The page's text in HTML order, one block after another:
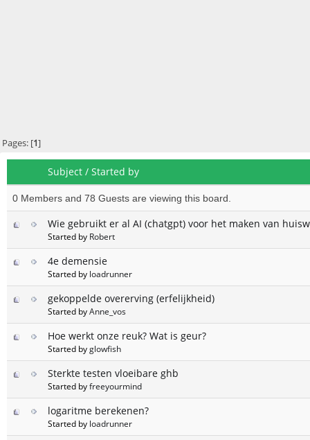
Pages: [1]
Subject / Started by
0 Members and 78 Guests are viewing this board.
Wie gebruikt er al AI (chatgpt) voor het maken van
Started by Robert
4e demensie
Started by loadrunner
gekoppelde overerving (erfelijkheid)
Started byAnne_vos
Hoe werkt onze reuk? Wat is geur?
Started byglowfish
Sterkte testen vloeibare ghb
Started byfreeyourmind
logaritme berekenen?
Started by loadrunner